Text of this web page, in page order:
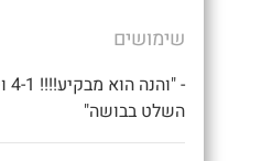
שימושים
-
השלט בבושה"